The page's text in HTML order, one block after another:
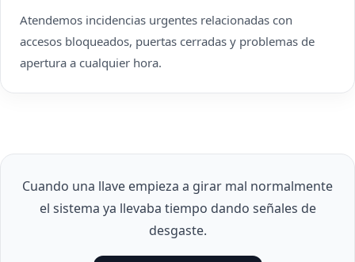
Atendemos incidencias urgentes relacionadas con
accesos bloqueados, puertas cerradas y problemas de
apertura a cualquier hora.
Cuando una llave empieza a girar mal normalmente
el sistema ya llevaba tiempo dando señales de
desgaste.